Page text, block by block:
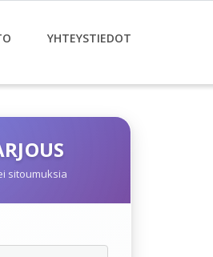
YHTEYSTIEDOT
sitoumuksia